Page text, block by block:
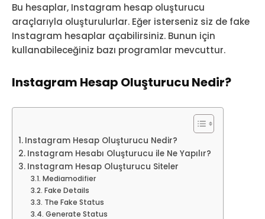
Bu hesaplar, Instagram hesap oluşturucu
araçlarıyla oluşturulurlar. Eğer isterseniz siz de fake
Instagram hesaplar açabilirsiniz. Bunun için
kullanabileceğiniz bazı programlar mevcuttur.
Instagram Hesap Oluşturucu Nedir?
Instagram Hesap Oluşturucu Nedir?
Instagram Hesabı Oluşturucu ile Ne Yapılır?
Instagram Hesap Oluşturucu Siteler
Mediamodifier
Fake Details
The Fake Status
Generate Status